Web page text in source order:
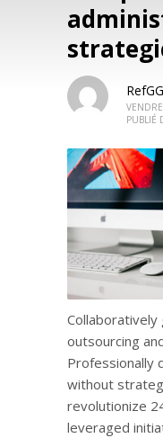
RefGG
PUBLIÉ
Collaboratively
outsourcing
Professionally
without
revolutionize
leveraged